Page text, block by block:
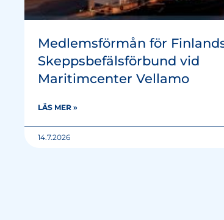
Medlemsförmån för
Skeppsbefälsförbund vid
Maritimcenter Vellamo
LÄS MER »
14.7.2026